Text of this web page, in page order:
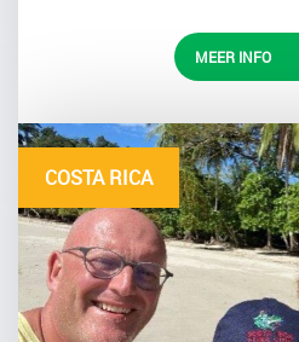
MEER INFO
COSTA RICA